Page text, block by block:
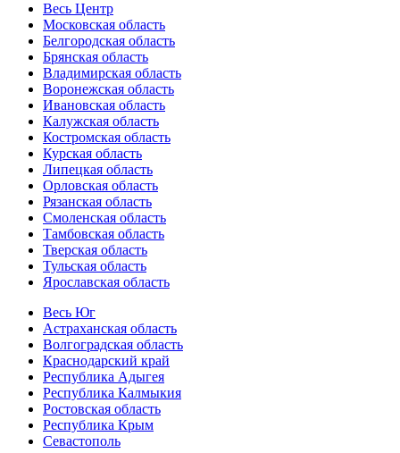
Весь Центр
Московская область
Белгородская область
Брянская область
Владимирская область
Воронежская область
Ивановская область
Калужская область
Костромская область
Курская область
Липецкая область
Орловская область
Рязанская область
Смоленская область
Тамбовская область
Тверская область
Тульская область
Ярославская область
Весь Юг
Астраханская область
Волгоградская область
Краснодарский край
Республика Адыгея
Республика Калмыкия
Ростовская область
Республика Крым
Севастополь